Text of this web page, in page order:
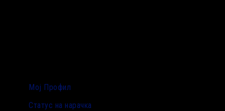
Мој Профил
Статус на нарачка